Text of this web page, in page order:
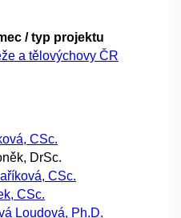
/ typ projektu
a tělovýchovy ČR
CSc.
DrSc.
CSc.
CSc.
Loudová, Ph.D.